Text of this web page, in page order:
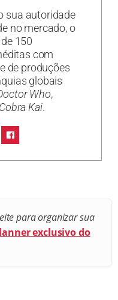
sua autoridade
no mercado, o
150
com
de produções
globais
Who,
Cobra Kai.
para organizar sua
exclusivo do